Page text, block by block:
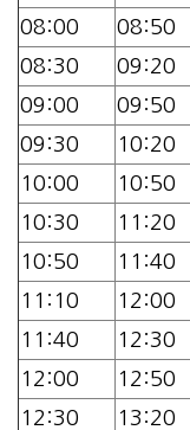
08:00
08:50
08:30
09:20
09:00
09:50
09:30
10:20
10:00
10:50
10:30
11:20
10:50
11:40
11:10
12:00
11:40
12:30
12:00
12:50
12:30
13:20